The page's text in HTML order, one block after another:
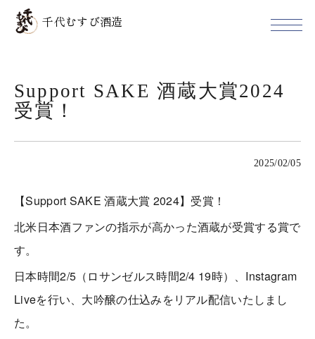
千代むすび酒造
Support SAKE 酒蔵大賞2024
受賞！
2025/02/05
【Support SAKE 酒蔵大賞 2024】受賞！
北米日本酒ファンの指示が高かった酒蔵が受賞する賞で
す。
日本時間2/5（ロサンゼルス時間2/4 19時）、Instagram
Liveを行い、大吟醸の仕込みをリアル配信いたしまし
た。